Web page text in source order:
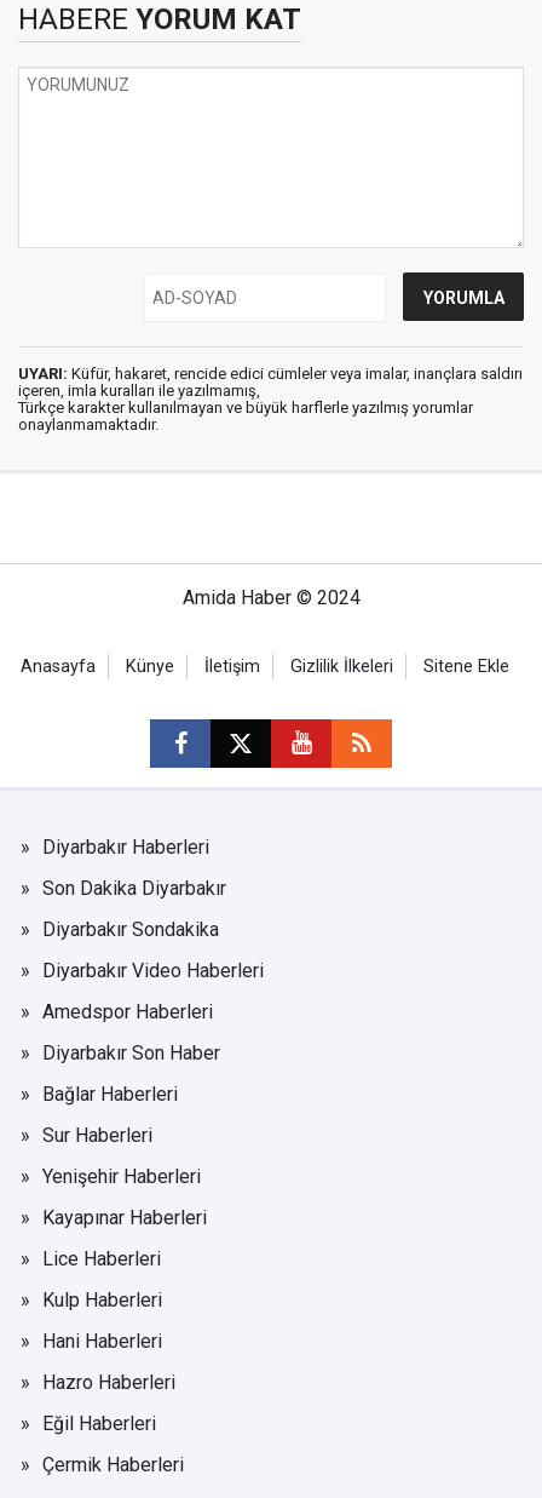
HABERE YORUM KAT
UYARI: Küfür, hakaret, rencide edici cümleler veya imalar, inançlara saldırı
içeren, imla kuralları ile yazılmamış,
Türkçe karakter kullanılmayan ve büyük harflerle yazılmış yorumlar
onaylanmamaktadır.
Amida Haber © 2024
Anasayfa Künye İletişim Gizlilik İlkeleri Sitene Ekle
Diyarbakır Haberleri
Son Dakika Diyarbakır
Diyarbakır Sondakika
Diyarbakır Video Haberleri
Amedspor Haberleri
Diyarbakır Son Haber
Bağlar Haberleri
Sur Haberleri
Yenişehir Haberleri
Kayapınar Haberleri
Lice Haberleri
Kulp Haberleri
Hani Haberleri
Hazro Haberleri
Eğil Haberleri
Çermik Haberleri